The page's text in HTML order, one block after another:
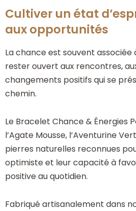
Cultiver un état
aux opportunités
La chance est souvent
rester ouvert aux rencontres,
changements positifs qui se
chemin.
Le Bracelet Chance & Énergies
l’Agate Mousse, l’Aventurine
pierres naturelles reconnues
optimiste et leur capacité à
positive au quotidien.
Fabriqué artisanalement dans